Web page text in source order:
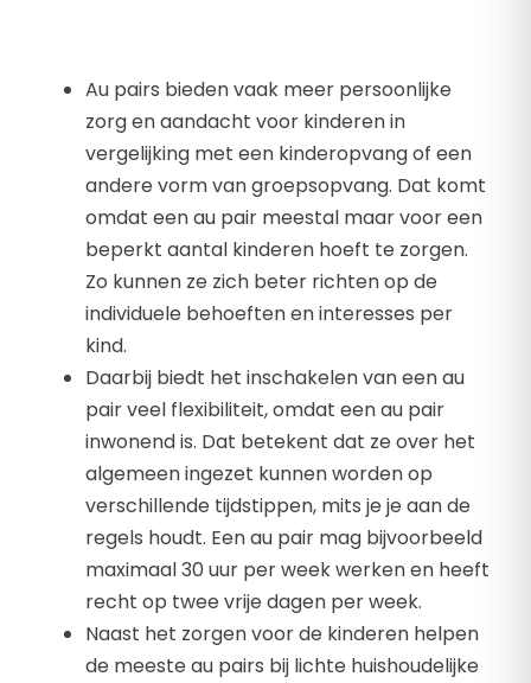
Au pairs bieden vaak meer persoonlijke
zorg en aandacht voor kinderen in
vergelijking met een kinderopvang of een
andere vorm van groepsopvang. Dat komt
omdat een au pair meestal maar voor een
beperkt aantal kinderen hoeft te zorgen.
Zo kunnen ze zich beter richten op de
individuele behoeften en interesses per
kind.
Daarbij biedt het inschakelen van een au
pair veel flexibiliteit, omdat een au pair
inwonend is. Dat betekent dat ze over het
algemeen ingezet kunnen worden op
verschillende tijdstippen, mits je je aan de
regels houdt. Een au pair mag bijvoorbeeld
maximaal 30 uur per week werken en heeft
recht op twee vrije dagen per week.
Naast het zorgen voor de kinderen helpen
de meeste au pairs bij lichte huishoudelijke